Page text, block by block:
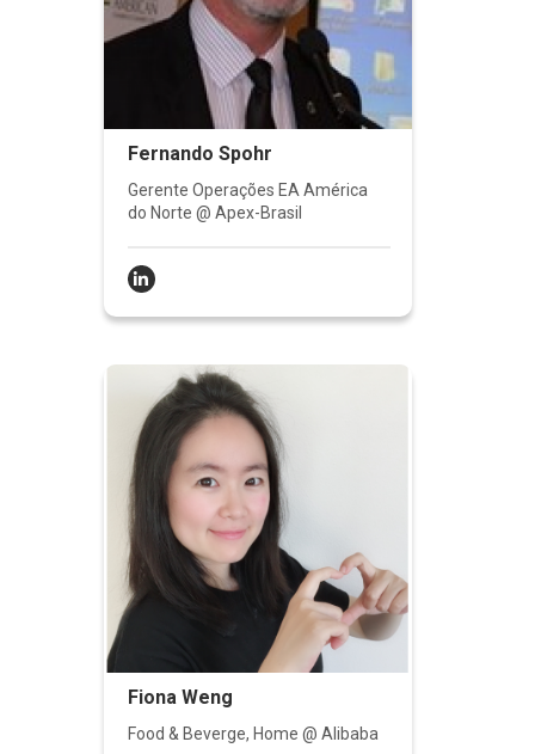
Fernando Spohr
Gerente Operações EA América
do Norte @ Apex-Brasil
Fiona Weng
Food & Beverge, Home @ Alibaba